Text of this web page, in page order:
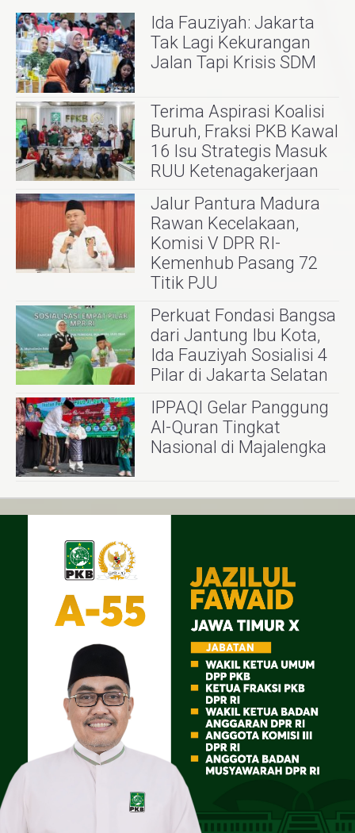
Ida Fauziyah: Jakarta
Tak Lagi Kekurangan
Jalan Tapi Krisis SDM
Terima Aspirasi Koalisi
Buruh, Fraksi PKB Kawal
16 Isu Strategis Masuk
RUU Ketenagakerjaan
Jalur Pantura Madura
Rawan Kecelakaan,
Komisi V DPR RI-
Kemenhub Pasang 72
Titik PJU
Perkuat Fondasi Bangsa
dari Jantung Ibu Kota,
Ida Fauziyah Sosialisi 4
Pilar di Jakarta Selatan
IPPAQI Gelar Panggung
Al-Quran Tingkat
Nasional di Majalengka